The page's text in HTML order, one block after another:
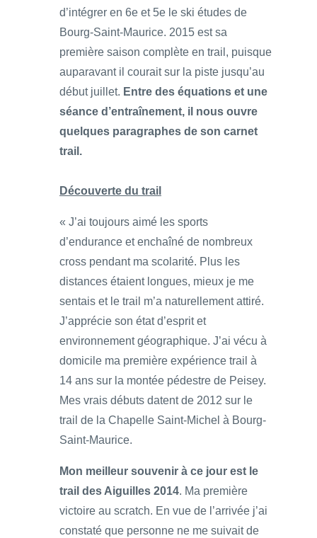
d’intégrer en 6e et 5e le ski études de
Bourg-Saint-Maurice. 2015 est sa
première saison complète en trail, puisque
auparavant il courait sur la piste jusqu’au
début juillet. Entre des équations et une
séance d’entraînement, il nous ouvre
quelques paragraphes de son carnet
trail.
Découverte du trail
« J’ai toujours aimé les sports
d’endurance et enchaîné de nombreux
cross pendant ma scolarité. Plus les
distances étaient longues, mieux je me
sentais et le trail m’a naturellement attiré.
J’apprécie son état d’esprit et
environnement géographique. J’ai vécu à
domicile ma première expérience trail à
14 ans sur la montée pédestre de Peisey.
Mes vrais débuts datent de 2012 sur le
trail de la Chapelle Saint-Michel à Bourg-
Saint-Maurice.
Mon meilleur souvenir à ce jour est le
trail des Aiguilles 2014. Ma première
victoire au scratch. En vue de l’arrivée j’ai
constaté que personne ne me suivait de